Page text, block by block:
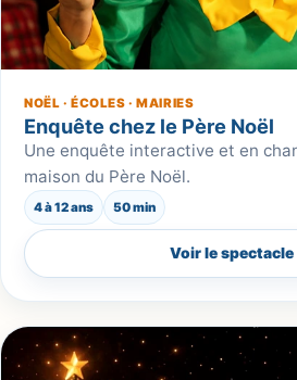
NOËL · ÉCOLES · MAIRIES
Enquête chez le Père Noël
Une enquête interactive et en
maison du Père Noël.
4 à 12 ans 50 min
Voir le spectacle